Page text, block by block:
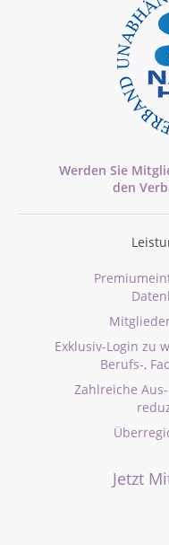
Werden Sie
den
Exklusiv-Login zu
Berufs-,
Zahlreiche
Jetzt